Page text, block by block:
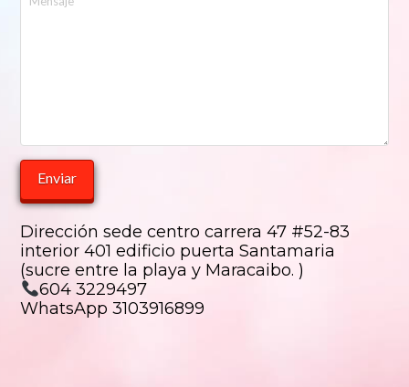
Dirección sede centro carrera 47 #52-83
interior 401 edificio puerta Santamaria
(sucre entre la playa y Maracaibo. )
604 3229497
WhatsApp 3103916899